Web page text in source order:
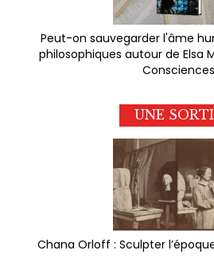
Peut-on sauvegarder l'âme
philosophiques autour de Elsa
Consciences
UNE
Chana Orloff : Sculpter